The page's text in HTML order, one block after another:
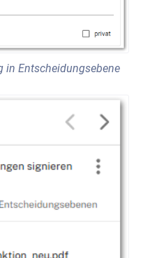
in Entscheidungsebene